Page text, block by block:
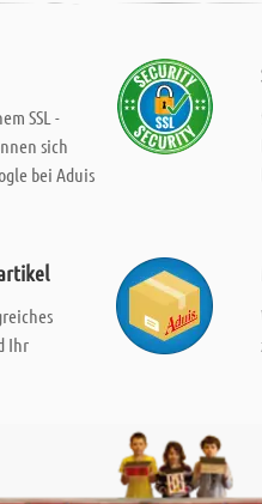
SSL -
sich
bei Aduis
Ihr